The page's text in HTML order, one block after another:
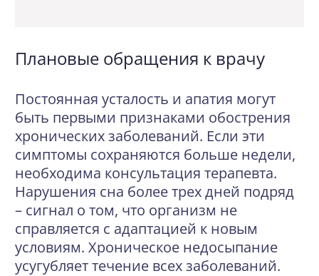
Плановые обращения к врачу
Постоянная усталость и апатия могут
быть первыми признаками обострения
хронических заболеваний. Если эти
симптомы сохраняются больше недели,
необходима консультация терапевта.
Нарушения сна более трех дней подряд
– сигнал о том, что организм не
справляется с адаптацией к новым
условиям. Хроническое недосыпание
усугубляет течение всех заболеваний.